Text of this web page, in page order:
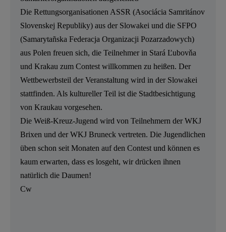
Die Rettungsorganisationen ASSR (Asociácia Samritánov
Slovenskej Republiky) aus der Slowakei und die SFPO
(Samarytañska Federacja Organizacji Pozarzadowych)
aus Polen freuen sich, die Teilnehmer in Stará Ľubovňa
und Krakau zum Contest willkommen zu heißen. Der
Wettbewerbsteil der Veranstaltung wird in der Slowakei
stattfinden. Als kultureller Teil ist die Stadtbesichtigung
von Kraukau vorgesehen.
Die Weiß-Kreuz-Jugend wird von Teilnehmern der WKJ
Brixen und der WKJ Bruneck vertreten. Die Jugendlichen
üben schon seit Monaten auf den Contest und können es
kaum erwarten, dass es losgeht, wir drücken ihnen
natürlich die Daumen!
Cw